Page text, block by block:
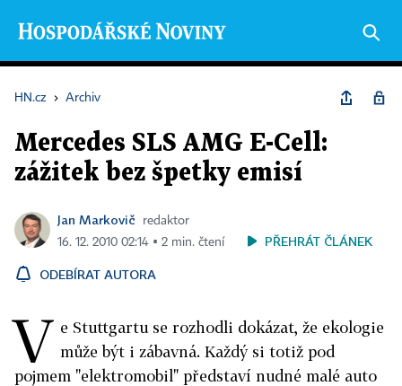
HN.cz › Archiv
Mercedes SLS AMG E-Cell:
zážitek bez špetky emisí
Jan Markovič
redaktor
16. 12. 2010 02:14 ▪ 2 min. čtení
PŘEHRÁT ČLÁNEK
ODEBÍRAT AUTORA
V e Stuttgartu se rozhodli dokázat, že ekologie
může být i zábavná. Každý si totiž pod
pojmem "elektromobil" představí nudné malé auto